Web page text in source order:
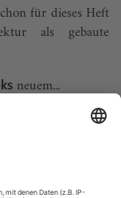
für dieses Heft
als gebaute
neuem...